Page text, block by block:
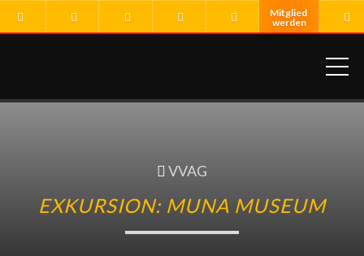
VVAG
EXKURSION: MUNA MUSEUM